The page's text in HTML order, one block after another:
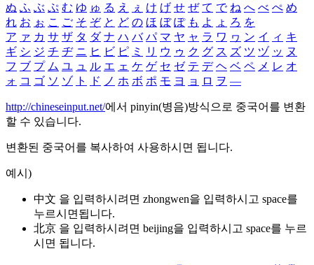
ぬ ふ ぶ ぷ む ゆ ゅ る え ぇ け げ せ ぜ て で ね へ べ ぺ め
れ お ぉ こ ご そ ぞ と ど の ほ ぼ ぽ も よ ょ ろ を
ア ァ カ サ ザ タ ダ ナ ハ バ パ マ ヤ ャ ラ ワ ヮ ン イ ィ キ
ギ シ ジ チ ヂ ニ ヒ ビ ピ ミ リ ウ ゥ ク グ ス ズ ツ ヅ ッ ヌ
フ ブ プ ム ユ ュ ル エ ェ ケ ゲ セ ゼ テ デ ヘ ベ ペ メ レ オ
ォ コ ゴ ソ ゾ ト ド ノ ホ ボ ポ モ ヨ ョ ロ ヲ ―
http://chineseinput.net/에서 pinyin(병음)방식으로 중국어를 변환
할 수 있습니다.
변환된 중국어를 복사하여 사용하시면 됩니다.
예시)
中文 을 입력하시려면 zhongwen을 입력하시고 space를
누르시면됩니다.
北京 을 입력하시려면 beijing을 입력하시고 space를 누르
시면 됩니다.